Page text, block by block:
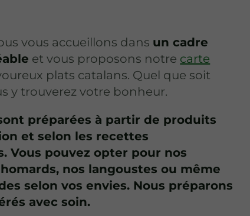
vous accueillons dans un cadre
et vous proposons notre carte
plats catalans. Quel que soit
y trouverez votre bonheur.
préparées à partir de produits
et selon les recettes
Vous pouvez opter pour nos
nos langoustes ou même
selon vos envies. Nous préparons
avec soin.